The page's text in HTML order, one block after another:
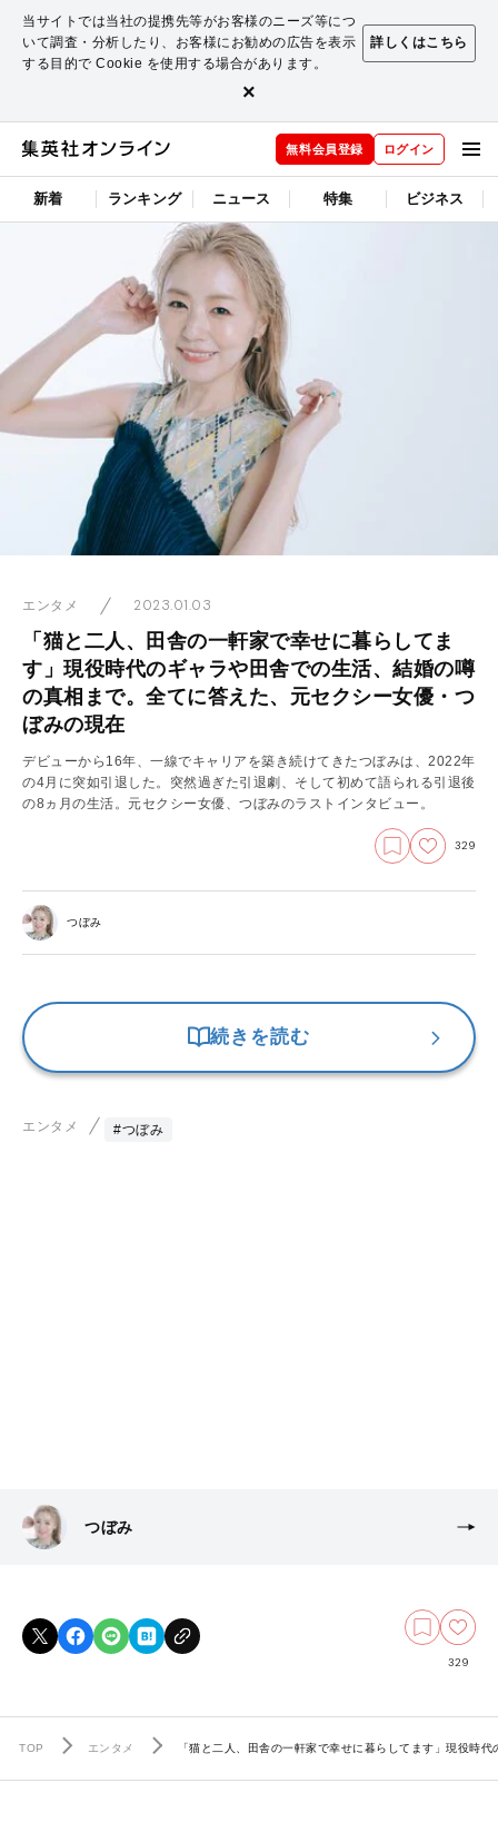
当サイトでは当社の提携先等がお客様のニーズ等につ
いて調査・分析したり、お客様にお勧めの広告を表示
する目的で Cookie を使用する場合があります。
詳しくはこちら
×
無料会員登録 ログイン
新着 ランキング ニュース 特集 ビジネス
エンタメ 2023.01.03
「猫と二人、田舎の一軒家で幸せに暮らしてま
す」現役時代のギャラや田舎での生活、結婚の噂
の真相まで。全てに答えた、元セクシー女優・つ
ぼみの現在
デビューから16年、一線でキャリアを築き続けてきたつぼみは、2022年
の4月に突如引退した。突然過ぎた引退劇、そして初めて語られる引退後
の8ヵ月の生活。元セクシー女優、つぼみのラストインタビュー。
329
つぼみ
続きを読む
エンタメ #つぼみ
つぼみ
329
TOP エンタメ 「猫と二人、田舎の一軒家で幸せに暮らしてます」現役時